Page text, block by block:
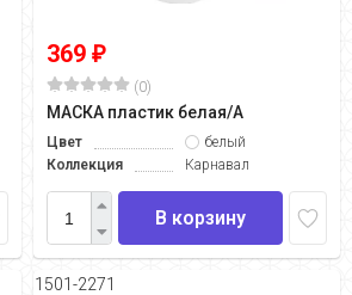
369₽
(0)
МАСКА пластик белая/А
Цвет
белый
Коллекция
Карнавал
В корзину
1501-2271